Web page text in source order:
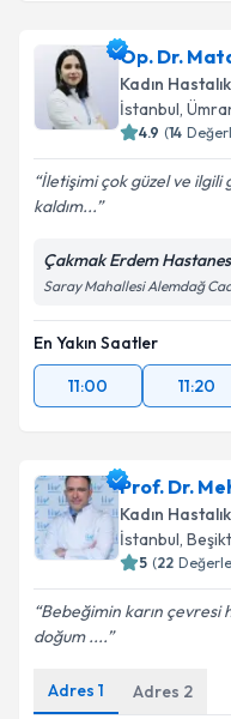
Op. Dr.
Kadın
İstanbul,
4.9 (14
İletişimi çok güzel ve ilgili
kaldım...
Çakmak Erdem
Saray Mahallesi Alemdağ
En Yakın Saatler
11:00
11:20
Prof. Dr.
Kadın
İstanbul,
5 (22
Bebeğimin karın
doğum ....
Adres 1 Adres 2